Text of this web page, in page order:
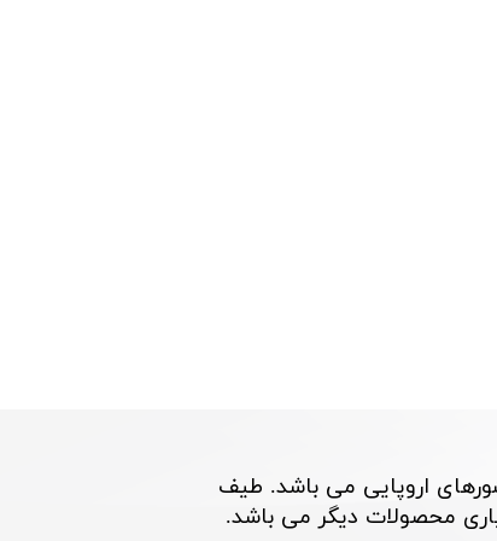
اروپایی می باشد. طیف
محصولات دیگر می باشد.